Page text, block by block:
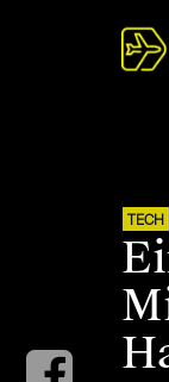
TECH